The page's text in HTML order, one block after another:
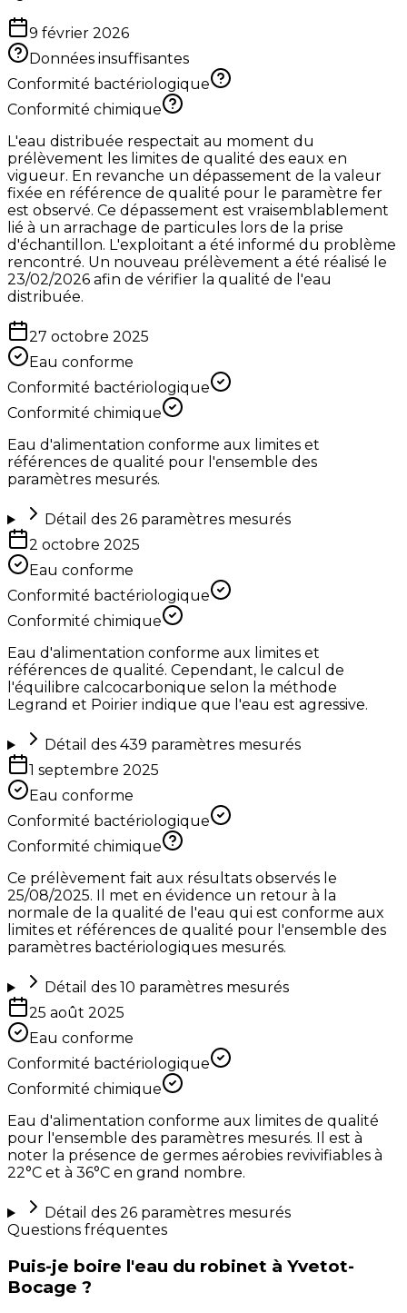
9 février 2026
Données insuffisantes
Conformité bactériologique
Conformité chimique
L'eau distribuée respectait au moment du
prélèvement les limites de qualité des eaux en
vigueur. En revanche un dépassement de la valeur
fixée en référence de qualité pour le paramètre fer
est observé. Ce dépassement est vraisemblablement
lié à un arrachage de particules lors de la prise
d'échantillon. L'exploitant a été informé du problème
rencontré. Un nouveau prélèvement a été réalisé le
23/02/2026 afin de vérifier la qualité de l'eau
distribuée.
27 octobre 2025
Eau conforme
Conformité bactériologique
Conformité chimique
Eau d'alimentation conforme aux limites et
références de qualité pour l'ensemble des
paramètres mesurés.
Détail des 26paramètres mesurés
2 octobre 2025
Eau conforme
Conformité bactériologique
Conformité chimique
Eau d'alimentation conforme aux limites et
références de qualité. Cependant, le calcul de
l'équilibre calcocarbonique selon la méthode
Legrand et Poirier indique que l'eau est agressive.
Détail des 439 paramètres mesurés
1 septembre 2025
Eau conforme
Conformité bactériologique
Conformité chimique
Ce prélèvement fait aux résultats observés le
25/08/2025. Il met en évidence un retour à la
normale de la qualité de l'eau qui est conforme aux
limites et références de qualité pour l'ensemble des
paramètres bactériologiques mesurés.
Détail des 10 paramètres mesurés
25 août 2025
Eau conforme
Conformité bactériologique
Conformité chimique
Eau d'alimentation conforme aux limites de qualité
pour l'ensemble des paramètres mesurés. Il est à
noter la présence de germes aérobies revivifiables à
22°C et à 36°C en grand nombre.
Détail des 26paramètres mesurés
Questions fréquentes
Puis-je boire l'eau du robinet à Yvetot-
Bocage ?